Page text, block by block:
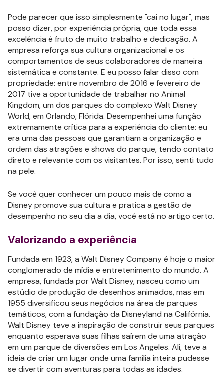
Pode parecer que isso simplesmente "cai no lugar", mas
posso dizer, por experiência própria, que toda essa
excelência é fruto de muito trabalho e dedicação. A
empresa reforça sua cultura organizacional e os
comportamentos de seus colaboradores de maneira
sistemática e constante. E eu posso falar disso com
propriedade: entre novembro de 2016 e fevereiro de
2017 tive a oportunidade de trabalhar no Animal
Kingdom, um dos parques do complexo Walt Disney
World, em Orlando, Flórida. Desempenhei uma função
extremamente crítica para a experiência do cliente: eu
era uma das pessoas que garantiam a organização e
ordem das atrações e shows do parque, tendo contato
direto e relevante com os visitantes. Por isso, senti tudo
na pele.
Se você quer conhecer um pouco mais de como a
Disney promove sua cultura e pratica a gestão de
desempenho no seu dia a dia, você está no artigo certo.
Valorizando a experiência
Fundada em 1923, a Walt Disney Company é hoje o maior
conglomerado de mídia e entretenimento do mundo. A
empresa, fundada por Walt Disney, nasceu como um
estúdio de produção de desenhos animados, mas em
1955 diversificou seus negócios na área de parques
temáticos, com a fundação da Disneyland na Califórnia.
Walt Disney teve a inspiração de construir seus parques
enquanto esperava suas filhas saírem de uma atração
em um parque de diversões em Los Angeles. Ali, teve a
ideia de criar um lugar onde uma família inteira pudesse
se divertir com aventuras para todas as idades.